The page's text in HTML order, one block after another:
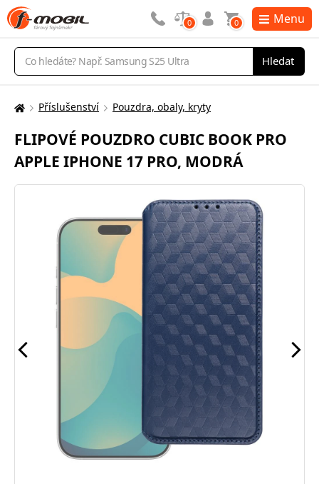
Vyhledávání
Hledat
0 0 Menu
Zde
nacházíte:
Příslušenství Pouzdra, obaly, kryty
FLIPOVÉ POUZDRO CUBIC BOOK PRO
APPLE IPHONE 17 PRO, MODRÁ